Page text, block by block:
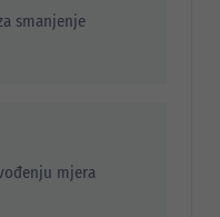
smanjenje
mjera